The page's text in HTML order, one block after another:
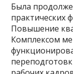
Была
практических
Повышение
Комплексом